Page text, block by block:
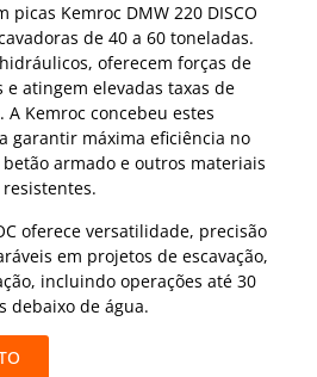
picas Kemroc DMW 220 DISCO
de 40 a 60 toneladas.
oferecem forças de
e atingem elevadas taxas de
Kemroc concebeu estes
garantir máxima eficiência no
armado e outros materiais
resistentes.
oferece versatilidade, precisão
em projetos de escavação,
incluindo operações até 30
debaixo de água.